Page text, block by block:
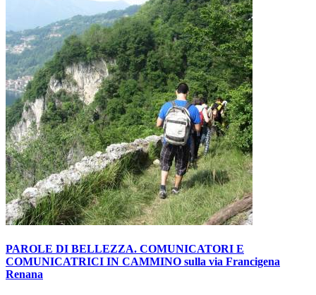
PAROLE DI BELLEZZA. COMUNICATORI E
COMUNICATRICI IN CAMMINO sulla via Francigena
Renana